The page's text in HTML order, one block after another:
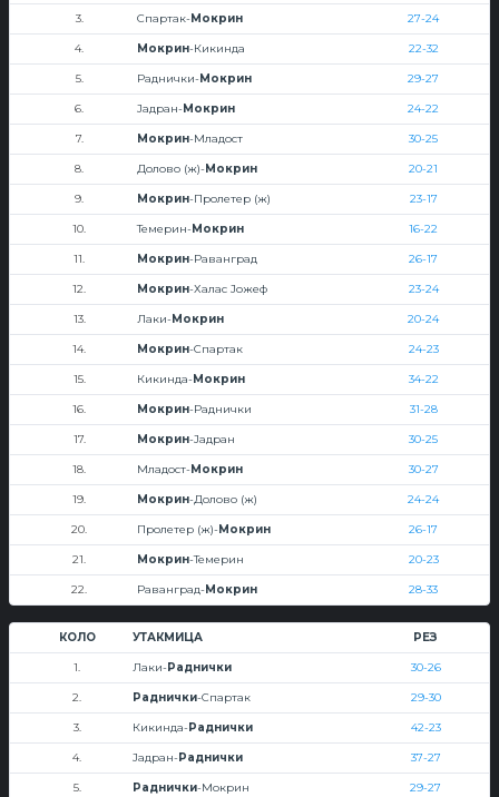
3. Спартак-Мокрин 27-24
4. Мокрин-Кикинда 22-32
5. Раднички-Мокрин 29-27
6. Јадран-Мокрин 24-22
7. Мокрин-Младост 30-25
8. Долово (ж)-Мокрин 20-21
9. Мокрин-Пролетер (ж) 23-17
10. Темерин-Мокрин 16-22
11. Мокрин-Раванград 26-17
12. Мокрин-Халас Јожеф 23-24
13. Лаки-Мокрин 20-24
14. Мокрин-Спартак 24-23
15. Кикинда-Мокрин 34-22
16. Мокрин-Раднички 31-28
17. Мокрин-Јадран 30-25
18. Младост-Мокрин 30-27
19. Мокрин-Долово (ж) 24-24
20. Пролетер (ж)-Мокрин 26-17
21. Мокрин-Темерин 20-23
22. Раванград-Мокрин 28-33
КОЛО УТАКМИЦА РЕЗ
1. Лаки-Раднички 30-26
2. Раднички-Спартак 29-30
3. Кикинда-Раднички 42-23
4. Јадран-Раднички 37-27
5. Раднички-Мокрин 29-27